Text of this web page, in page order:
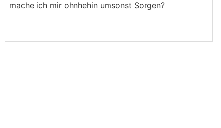
mache ich mir ohnhehin umsonst Sorgen?